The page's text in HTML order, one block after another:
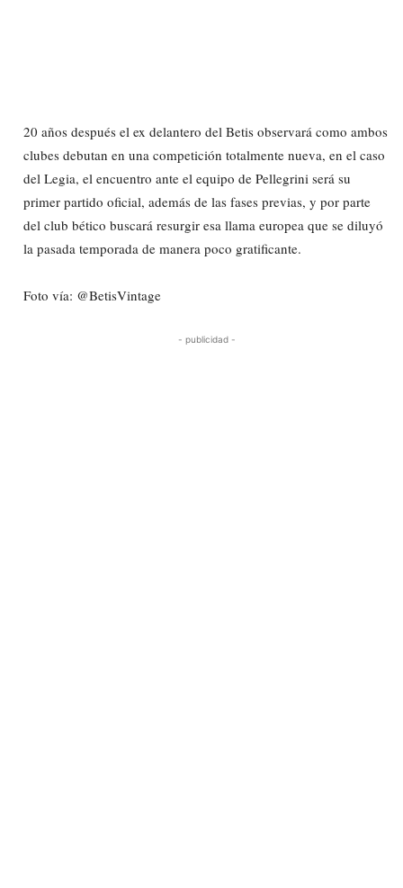
20 años después el ex delantero del Betis observará como ambos
clubes debutan en una competición totalmente nueva, en el caso
del Legia, el encuentro ante el equipo de Pellegrini será su
primer partido oficial, además de las fases previas, y por parte
del club bético buscará resurgir esa llama europea que se diluyó
la pasada temporada de manera poco gratificante.
Foto vía: @BetisVintage
- publicidad -